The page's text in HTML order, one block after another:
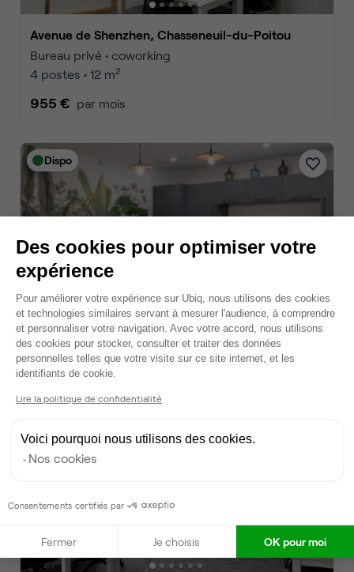
Avenue de Shenzhen, Chasseneuil-du-Poitou
Bureau privé • coworking
4 postes • 12 m2
955 € par mois
Dispo
Avenue de Shenzhen, Chasseneuil-du-Poitou
Bureau privé • coworking
6 postes • 24 m
Dispo
Des cookies pour optimiser votre
expérience
Plateforme de Gestion du
Pour améliorer votre expérience sur Ubiq, nous utilisons des cookies
et technologies similaires servant à mesurer l'audience, à comprendre
et personnaliser votre navigation. Avec votre accord, nous utilisons
des cookies pour stocker, consulter et traiter des données
personnelles telles que votre visite sur ce site internet, et les
identifiants de cookie.
Lire la politique de confidentialité
Voici pourquoi nous utilisons des cookies.
Nos cookies
Consentements certifiés par
Fermer Je choisis OK pour moi